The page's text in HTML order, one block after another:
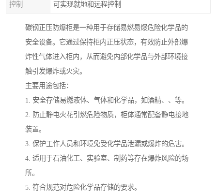
控制 可实现就地和远程控制
碳钢正压防爆柜是一种用于存储易燃易爆危险化学品的
安全设备。它通过保持柜内正压状态，有效防止外部爆
炸性气体进入柜内，从而避免内部化学品与外部环境接
触引发爆炸或火灾。
主要用途包括：
1. 安全存储易燃液体、气体和化学品，如酒精、、等。
2. 防止静电火花引燃危险物质，柜体通常配备静电接地
装置。
3. 保护工作人员和环境免受化学品泄漏或爆炸的危害。
4. 适用于石油化工、实验室、制药等存在爆炸风险的场
所。
5. 符合规范对危险化学品存储的要求。